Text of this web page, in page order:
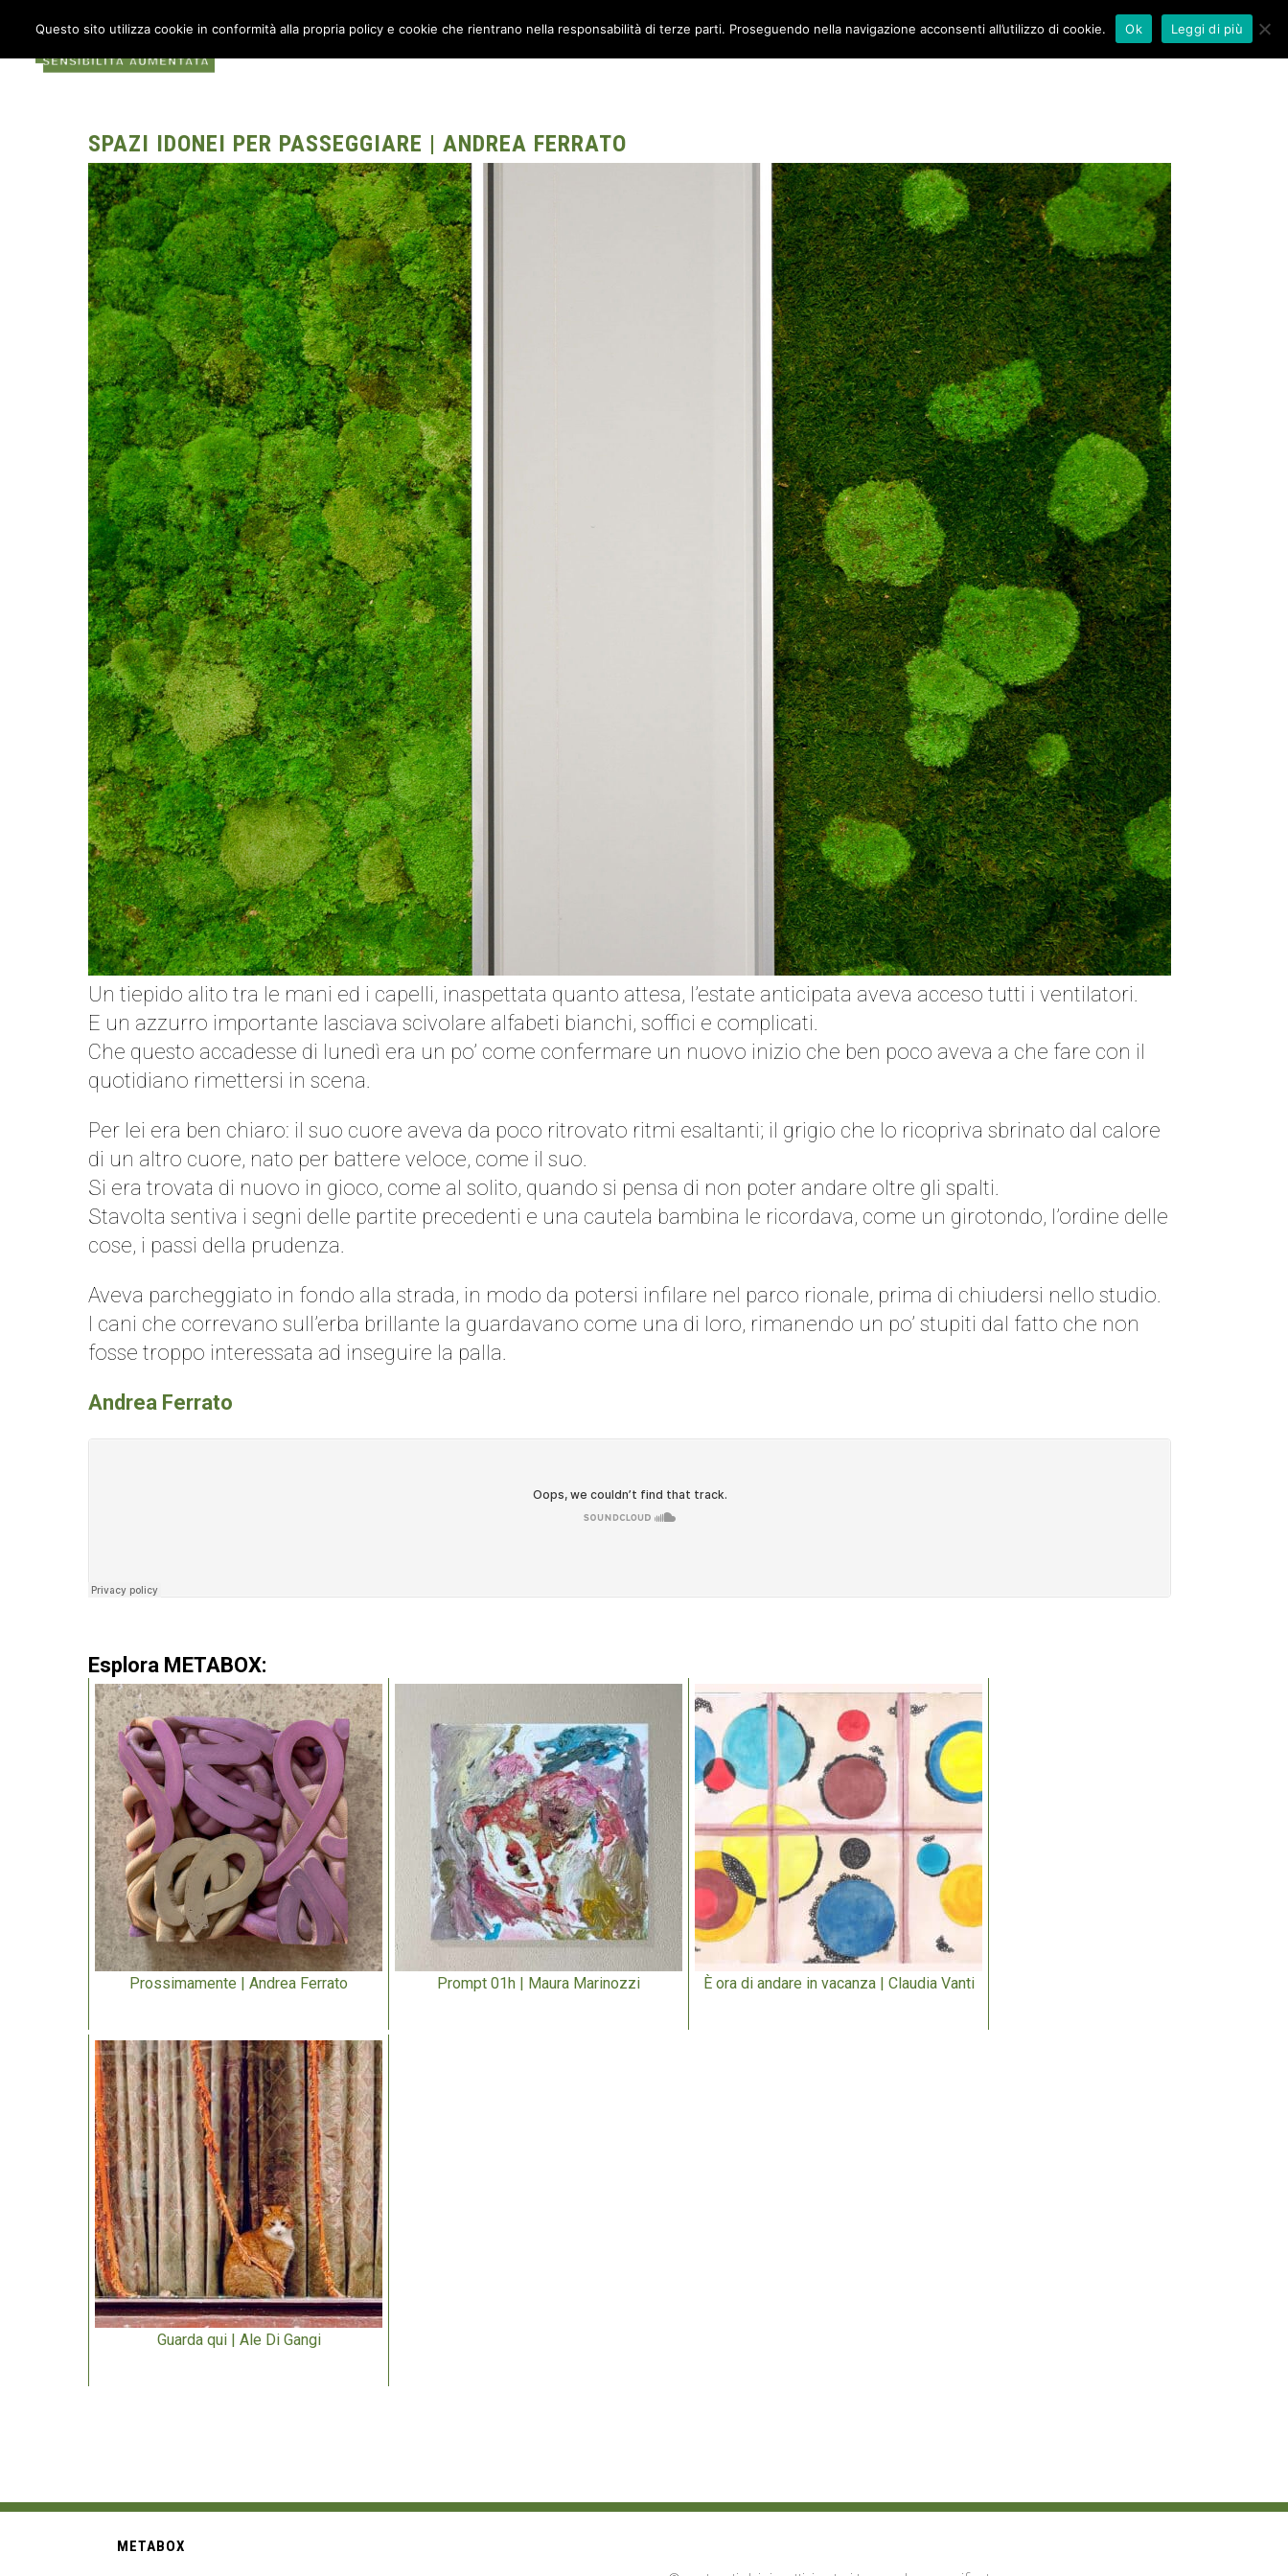
COS’È METABOX CANTIERE METABOX
SPAZI IDONEI PER PASSEGGIARE | ANDREA FERRATO
Un tiepido alito tra le mani ed i capelli, inaspettata quanto attesa, l’estate anticipata aveva acceso tutti i ventilatori.
E un azzurro importante lasciava scivolare alfabeti bianchi, soffici e complicati.
Che questo accadesse di lunedì era un po’ come confermare un nuovo inizio che ben poco aveva a che fare con il
quotidiano rimettersi in scena.
Per lei era ben chiaro: il suo cuore aveva da poco ritrovato ritmi esaltanti; il grigio che lo ricopriva sbrinato dal calore
di un altro cuore, nato per battere veloce, come il suo.
Si era trovata di nuovo in gioco, come al solito, quando si pensa di non poter andare oltre gli spalti.
Stavolta sentiva i segni delle partite precedenti e una cautela bambina le ricordava, come un girotondo, l’ordine delle
cose, i passi della prudenza.
Aveva parcheggiato in fondo alla strada, in modo da potersi infilare nel parco rionale, prima di chiudersi nello studio.
I cani che correvano sull’erba brillante la guardavano come una di loro, rimanendo un po’ stupiti dal fatto che non
fosse troppo interessata ad inseguire la palla.
Andrea Ferrato
Esplora METABOX:
Prossimamente | Andrea Ferrato Prompt 01h | Maura Marinozzi È ora di andare in vacanza | Claudia Vanti
Guarda qui | Ale Di Gangi
METABOX
Questo sito utilizza cookie in conformità alla propria policy e cookie che rientrano nella responsabilità di terze parti. Proseguendo nella navigazione acconsenti all’utilizzo di cookie. Ok Leggi di più